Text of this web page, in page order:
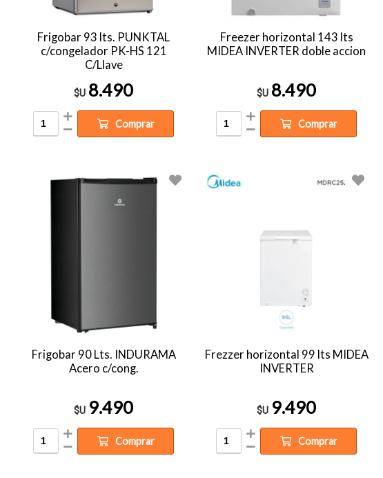
Frigobar 93 lts. PUNKTAL
c/congelador PK-HS 121
C/Llave
$U 8.490
Comprar
Freezer horizontal 143 lts
MIDEA INVERTER doble accion
$U 8.490
Comprar
Frigobar 90 Lts. INDURAMA
Acero c/cong.
$U 9.490
Comprar
Frezzer horizontal 99 lts MIDEA
INVERTER
$U 9.490
Comprar